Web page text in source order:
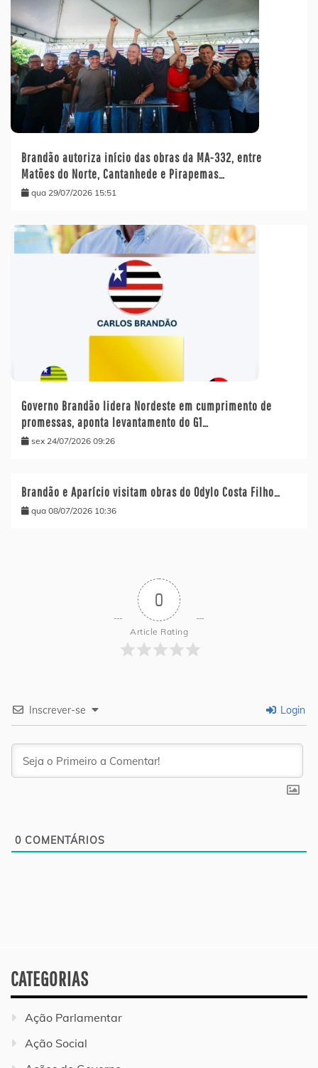
Brandão autoriza início das obras da MA-332, entre
Matões do Norte, Cantanhede e Pirapemas…
qua 29/07/2026 15:51
Governo Brandão lidera Nordeste em cumprimento de
promessas, aponta levantamento do G1…
sex 24/07/2026 09:26
Brandão e Aparício visitam obras do Odylo Costa Filho…
qua 08/07/2026 10:36
0
Article Rating
Inscrever-se Login
0 COMENTÁRIOS
CATEGORIAS
Ação Parlamentar
Ação Social